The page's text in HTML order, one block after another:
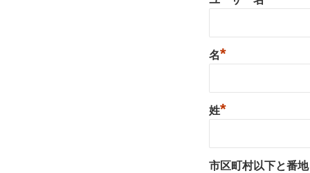
名*
姓*
市区町村以下と番